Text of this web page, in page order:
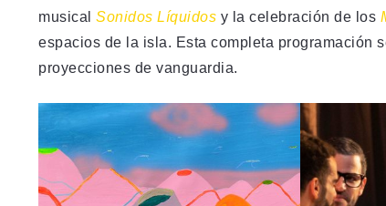
musical Sonidos Líquidos y la celebración de los
espacios de la isla. Esta completa programación
proyecciones de vanguardia.